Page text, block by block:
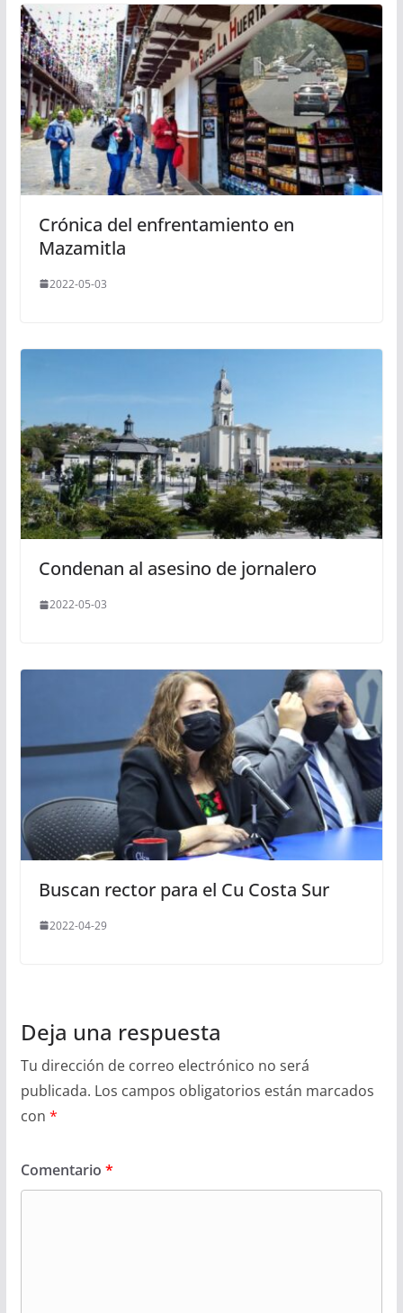
Crónica del enfrentamiento en
Mazamitla
2022-05-03
Condenan al asesino de jornalero
2022-05-03
Buscan rector para el Cu Costa Sur
2022-04-29
Deja una respuesta
Tu dirección de correo electrónico no será
publicada. Los campos obligatorios están marcados
con *
Comentario *